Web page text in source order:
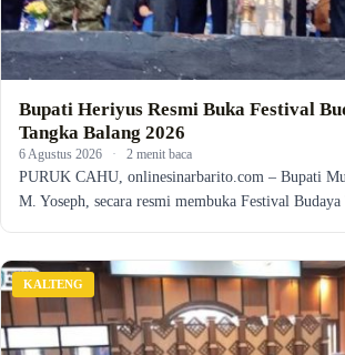
Bupati Heriyus Resmi Buka Festival
Tangka Balang 2026
6 Agustus 2026 · 2 menit baca
PURUK CAHU, onlinesinarbarito.com – Bupati
M. Yoseph, secara resmi membuka Festival
KALTENG